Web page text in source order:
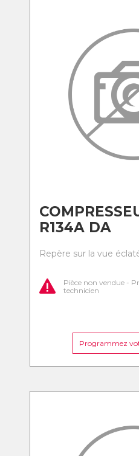
R134A DA
Repère sur la vue
Pièce non vendue -
technicien
Programmez